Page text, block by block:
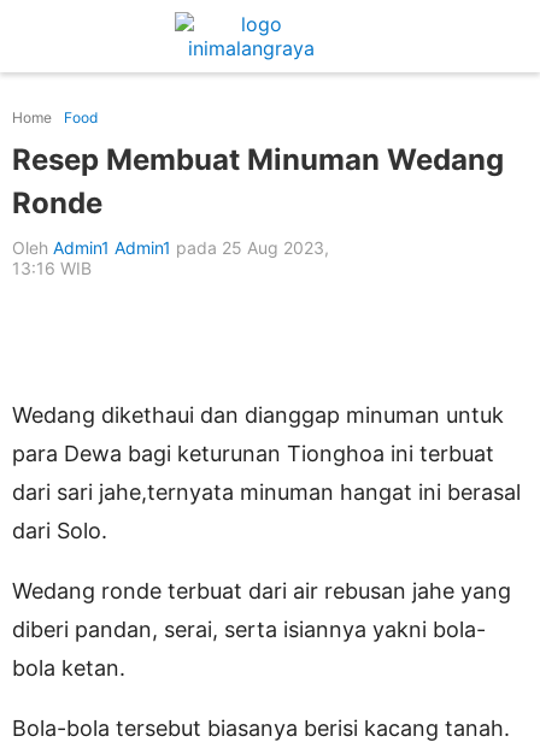
Home Food
Resep Membuat Minuman Wedang
Ronde
Oleh Admin1 Admin1 pada 25 Aug 2023,
13:16 WIB
Wedang dikethaui dan dianggap minuman untuk
para Dewa bagi keturunan Tionghoa ini terbuat
dari sari jahe,ternyata minuman hangat ini berasal
dari Solo.
Wedang ronde terbuat dari air rebusan jahe yang
diberi pandan, serai, serta isiannya yakni bola-
bola ketan.
Bola-bola tersebut biasanya berisi kacang tanah.